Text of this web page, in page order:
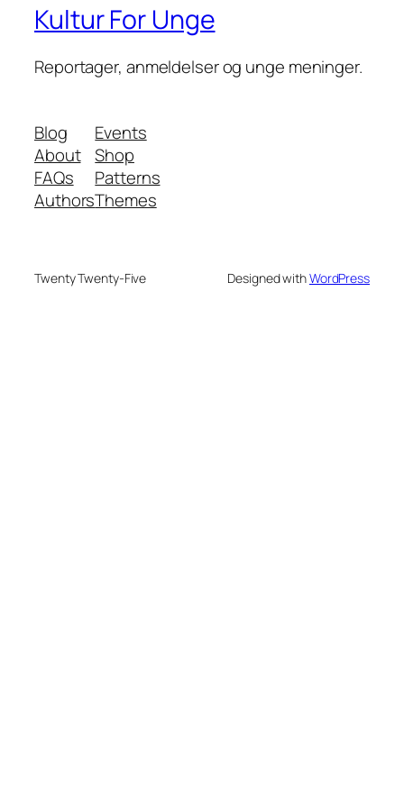
Kultur For Unge
Reportager, anmeldelser og unge meninger.
Blog
About
FAQs
Authors
Events
Shop
Patterns
Themes
Twenty Twenty-Five Designed withWordPress